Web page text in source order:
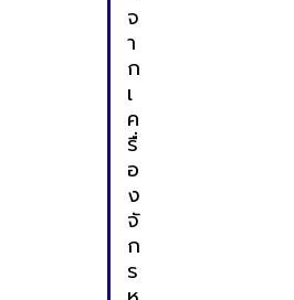
จ
า
ก
เ
ค
รื่
อ
ง
จั
ก
ร